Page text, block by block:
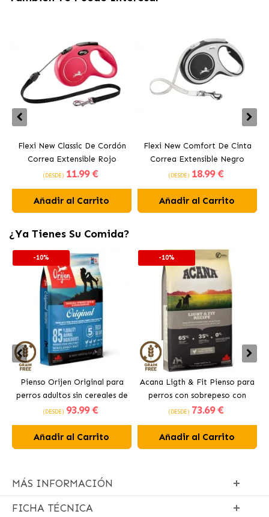
Flexi New Classic De Cordón
Correa Extensible Rojo
(DESDE) 11.99 €
Añadir al Carrito
Flexi New Comfort De Cinta
Correa Extensible Negro
(DESDE) 18.99 €
Añadir al Carrito
¿Ya Tienes Su Comida?
-10%
Pienso Orijen Original para
perros adultos sin cereales de
pollo
(DESDE) 93.99 €
Añadir al Carrito
-10%
Acana Ligth & Fit Pienso para
perros con sobrepeso con
pollo fresco
(DESDE) 73.69 €
Añadir al Carrito
MÁS INFORMACIÓN
FICHA TÉCNICA